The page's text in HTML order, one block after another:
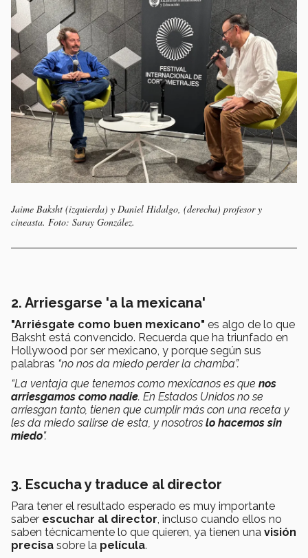
Jaime Baksht (izquierda) y Daniel Hidalgo, (derecha) profesor y
cineasta. Foto: Saray González.
2. Arriesgarse 'a la mexicana'
"Arriésgate como buen mexicano" es algo de lo que
Baksht está convencido. Recuerda que ha triunfado en
Hollywood por ser mexicano, y porque según sus
palabras “no nos da miedo perder la chamba”.
“La ventaja que tenemos como mexicanos es que nos
arriesgamos como nadie. En Estados Unidos no se
arriesgan tanto, tienen que cumplir más con una receta y
les da miedo salirse de esta, y nosotros lo hacemos sin
miedo”.
3. Escucha y traduce al director
Para tener el resultado esperado es muy importante
saber escuchar al director, incluso cuando ellos no
saben técnicamente lo que quieren, ya tienen una visión
precisa sobre la película.